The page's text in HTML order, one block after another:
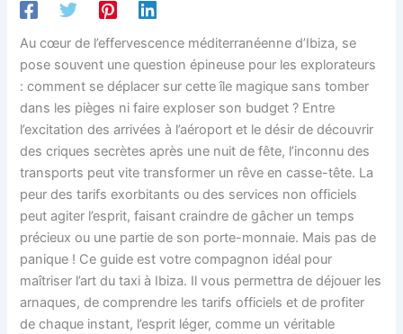
Au cœur de l’effervescence méditerranéenne d’Ibiza, se
pose souvent une question épineuse pour les explorateurs
: comment se déplacer sur cette île magique sans tomber
dans les pièges ni faire exploser son budget ? Entre
l’excitation des arrivées à l’aéroport et le désir de découvrir
des criques secrètes après une nuit de fête, l’inconnu des
transports peut vite transformer un rêve en casse-tête. La
peur des tarifs exorbitants ou des services non officiels
peut agiter l’esprit, faisant craindre de gâcher un temps
précieux ou une partie de son porte-monnaie. Mais pas de
panique ! Ce guide est votre compagnon idéal pour
maîtriser l’art du taxi à Ibiza. Il vous permettra de déjouer les
arnaques, de comprendre les tarifs officiels et de profiter
de chaque instant, l’esprit léger, comme un véritable